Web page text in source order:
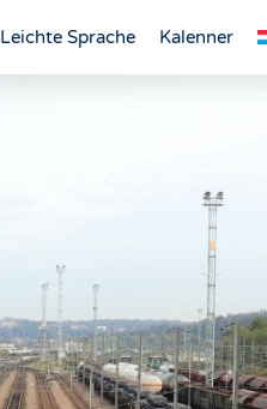
Leichte Sprache Kalenner